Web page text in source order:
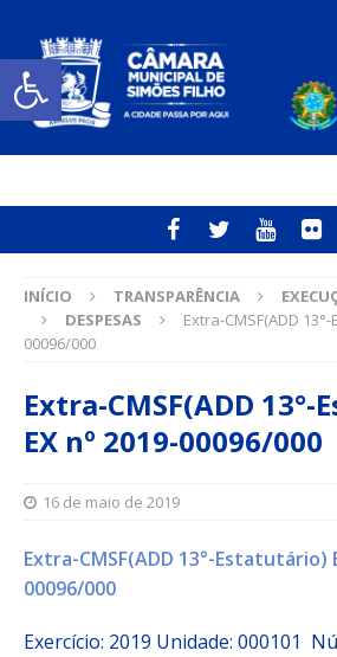
Open toolbar
INÍCIO TRANSPARÊNCIA
DESPESAS
Extra-CMSF(ADD
00096/000
Extra-CMSF(ADD
EX nº 2019-00096/000
16 de maio de 2019
Extra-CMSF(ADD 13°-Estatutário)
00096/000
Exercício: 2019 Unidade: 000101